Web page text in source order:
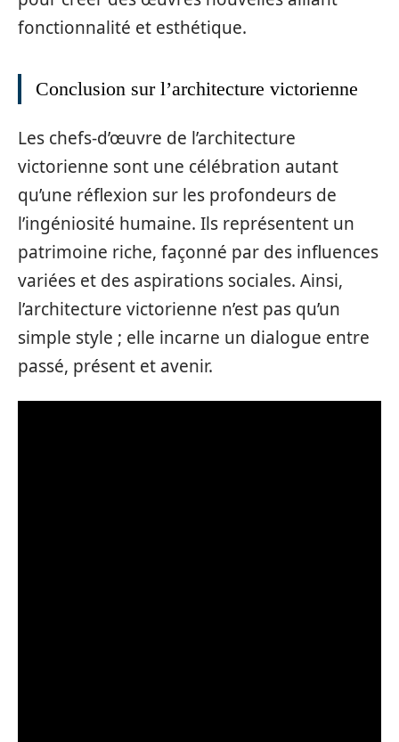
fonctionnalité et esthétique.
Conclusion sur l’architecture victorienne
Les chefs-d’œuvre de l’architecture
victorienne sont une célébration autant
qu’une réflexion sur les profondeurs de
l’ingéniosité humaine. Ils représentent un
patrimoine riche, façonné par des influences
variées et des aspirations sociales. Ainsi,
l’architecture victorienne n’est pas qu’un
simple style ; elle incarne un dialogue entre
passé, présent et avenir.